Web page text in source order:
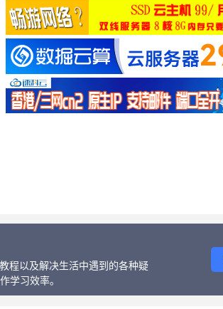
程以及解决生活中遇到的各种疑
学习效率。